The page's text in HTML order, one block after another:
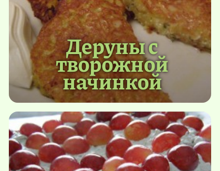
Деруны с
творожной
начинкой